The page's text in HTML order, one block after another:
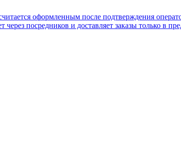
оформленным после подтверждения
через посредников и доставляет заказы только